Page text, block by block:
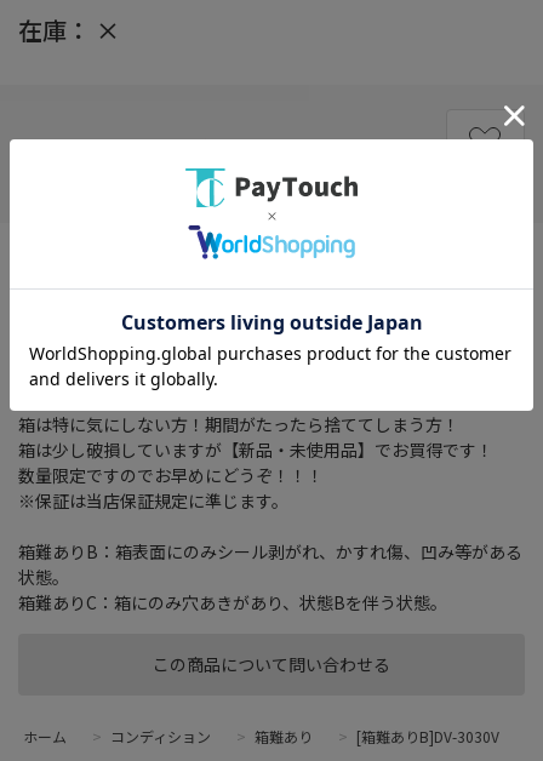
在庫： ×
この商品について問い合わせる
在庫がありません
HDMIケーブルで簡単接続できるDVDプレーヤー
HDMI端子： ○
同軸デジタル音声出力： ○
プログレッシブ対応： ○
箱は特に気にしない方！期間がたったら捨ててしまう方！
箱は少し破損していますが【新品・未使用品】でお買得です！
数量限定ですのでお早めにどうぞ！！！
※保証は当店保証規定に準じます。
箱難ありB：箱表面にのみシール剥がれ、かすれ傷、凹み等がある
状態。
箱難ありC：箱にのみ穴あきがあり、状態Bを伴う状態。
ホーム > コンディション > 箱難あり > [箱難ありB]DV-3030V